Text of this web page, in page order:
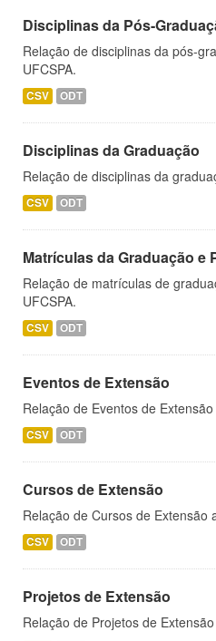
Disciplinas da Pós-
Relação de disciplinas da pós-
UFCSPA.
CSV ODT
Disciplinas da Graduação
Relação de disciplinas da
CSV ODT
Matrículas da Graduação e
Relação de matrículas de
UFCSPA.
CSV ODT
Eventos de Extensão
Relação de Eventos de
CSV ODT
Cursos de Extensão
Relação de Cursos de Extensão
CSV ODT
Projetos de Extensão
Relação de Projetos de